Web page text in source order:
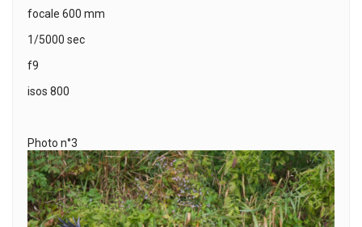
focale 600 mm
1/5000 sec
f9
isos 800
Photo n°3